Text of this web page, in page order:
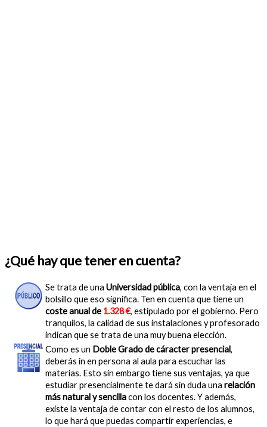
¿Qué hay que tener en cuenta?
Se trata de una Universidad pública, con la ventaja en el
bolsillo que eso significa. Ten en cuenta que tiene un
coste anual de 1.328 €, estipulado por el gobierno. Pero
tranquilos, la calidad de sus instalaciones y profesorado
indican que se trata de una muy buena elección.
Como es un Doble Grado de cáracter presencial,
deberás in en persona al aula para escuchar las
materias. Esto sin embargo tiene sus ventajas, ya que
estudiar presencialmente te dará sin duda una relación
más natural y sencillacon los docentes. Y además,
existe la ventaja de contar con el resto de los alumnos,
lo que hará que puedas compartir experiencias, e